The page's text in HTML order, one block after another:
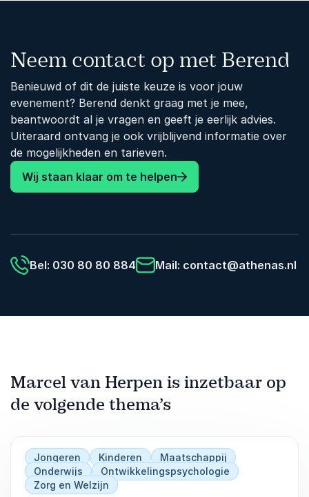
Neem contact op met Berend
Benieuwd of dit de juiste keuze is voor jouw
evenement? Berend denkt graag met je mee,
beantwoordt al je vragen en geeft je eerlijk advies.
Uiteraard ontvang je ook vrijblijvend informatie over
de mogelijkheden en tarieven.
Wij staan klaar om te helpen
Bel: 030 80 80 884 Mail: contact@athenas.nl
Marcel van Herpen is inzetbaar op
de volgende thema’s
Jongeren Kinderen
Maatschappij
Onderwijs
Ontwikkelingspsychologie
Zorg en Welzijn